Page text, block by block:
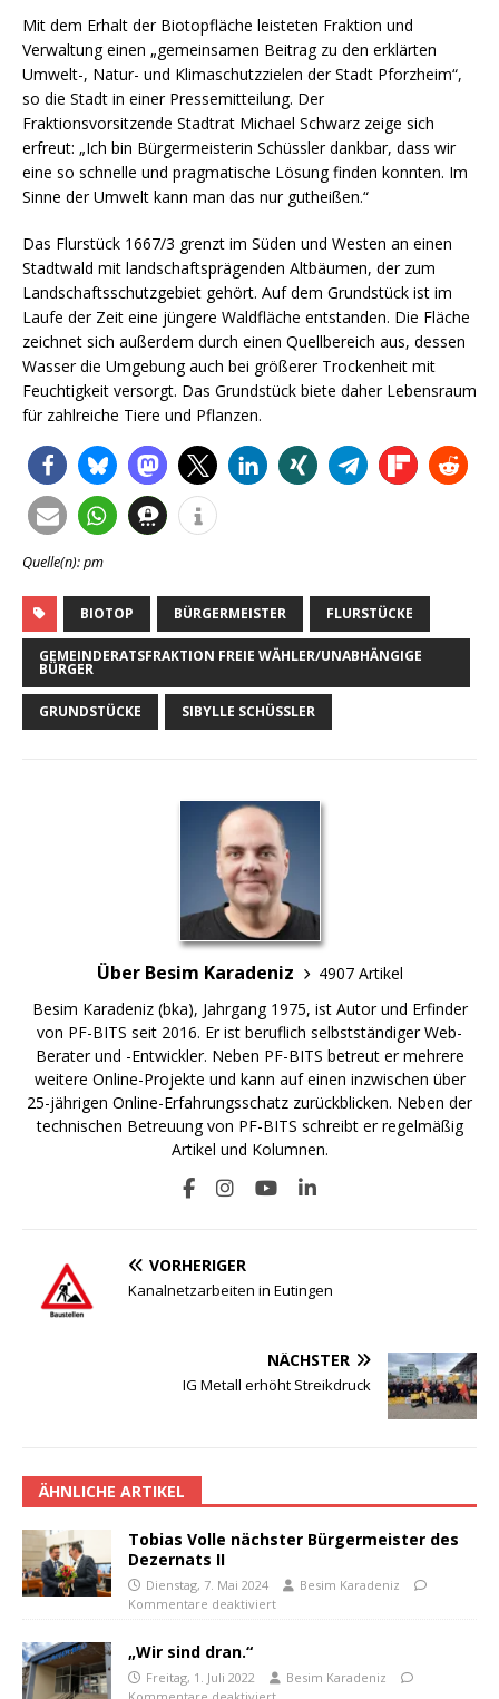
Mit dem Erhalt der Biotopfläche leisteten Fraktion und
Verwaltung einen „gemeinsamen Beitrag zu den erklärten
Umwelt-, Natur- und Klimaschutzzielen der Stadt Pforzheim“,
so die Stadt in einer Pressemitteilung. Der
Fraktionsvorsitzende Stadtrat Michael Schwarz zeige sich
erfreut: „Ich bin Bürgermeisterin Schüssler dankbar, dass wir
eine so schnelle und pragmatische Lösung finden konnten. Im
Sinne der Umwelt kann man das nur gutheißen.“
Das Flurstück 1667/3 grenzt im Süden und Westen an einen
Stadtwald mit landschaftsprägenden Altbäumen, der zum
Landschaftsschutzgebiet gehört. Auf dem Grundstück ist im
Laufe der Zeit eine jüngere Waldfläche entstanden. Die Fläche
zeichnet sich außerdem durch einen Quellbereich aus, dessen
Wasser die Umgebung auch bei größerer Trockenheit mit
Feuchtigkeit versorgt. Das Grundstück biete daher Lebensraum
für zahlreiche Tiere und Pflanzen.
Quelle(n): pm
BIOTOP BÜRGERMEISTER FLURSTÜCKE
GEMEINDERATSFRAKTION FREIE WÄHLER/UNABHÄNGIGE
BÜRGER
GRUNDSTÜCKE SIBYLLE SCHÜSSLER
Über Besim Karadeniz
4907 Artikel
Besim Karadeniz (bka), Jahrgang 1975, ist Autor und Erfinder
von PF-BITS seit 2016. Er ist beruflich selbstständiger Web-
Berater und -Entwickler. Neben PF-BITS betreut er mehrere
weitere Online-Projekte und kann auf einen inzwischen über
25-jährigen Online-Erfahrungsschatz zurückblicken. Neben der
technischen Betreuung von PF-BITS schreibt er regelmäßig
Artikel und Kolumnen.
VORHERIGER
Kanalnetzarbeiten in Eutingen
NÄCHSTER
IG Metall erhöht Streikdruck
ÄHNLICHE ARTIKEL
Tobias Volle nächster Bürgermeister des
Dezernats II
Dienstag, 7. Mai 2024
Besim Karadeniz
Kommentare deaktiviert
„Wir sind dran.“
Freitag, 1. Juli 2022
Besim Karadeniz